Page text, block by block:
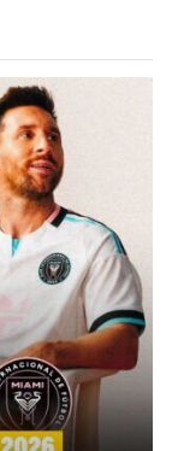
cia yra visiskai
vertes kelima, arba